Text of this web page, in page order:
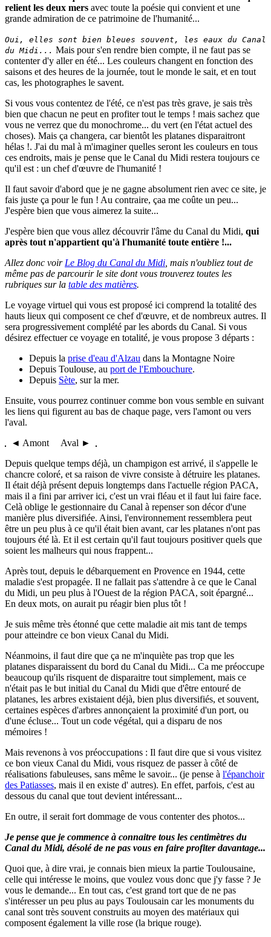
relient les deux mers avec toute la poésie qui convient et une
grande admiration de ce patrimoine de l'humanité...
Oui, elles sont bien bleues souvent, les eaux du Canal
du Midi... Mais pour s'en rendre bien compte, il ne faut pas se
contenter d'y aller en été... Les couleurs changent en fonction des
saisons et des heures de la journée, tout le monde le sait, et en tout
cas, les photographes le savent.
Si vous vous contentez de l'été, ce n'est pas très grave, je sais très
bien que chacun ne peut en profiter tout le temps ! mais sachez que
vous ne verrez que du monochrome... du vert (en l'état actuel des
choses). Mais ça changera, car bientôt les platanes disparaitront
hélas !. J'ai du mal à m'imaginer quelles seront les couleurs en tous
ces endroits, mais je pense que le Canal du Midi restera toujours ce
qu'il est : un chef d'œuvre de l'humanité !
Il faut savoir d'abord que je ne gagne absolument rien avec ce site, je
fais juste ça pour le fun ! Au contraire, çaa me coûte un peu...
J'espère bien que vous aimerez la suite...
J'espère bien que vous allez découvrir l'âme du Canal du Midi, qui
après tout n'appartient qu'à l'humanité toute entière !...
Allez donc voir Le Blog du Canal du Midi , mais n'oubliez tout de
même pas de parcourir le site dont vous trouverez toutes les
rubriques sur la table des matières.
Le voyage virtuel qui vous est proposé ici comprend la totalité des
hauts lieux qui composent ce chef d'œuvre, et de nombreux autres. Il
sera progressivement complété par les abords du Canal. Si vous
désirez effectuer ce voyage en totalité, je vous propose 3 départs :
Depuis la prise d'eau d'Alzau dans la Montagne Noire
Depuis Toulouse, au port de l'Embouchure.
Depuis Sète, sur la mer.
Ensuite, vous pourrez continuer comme bon vous semble en suivant
les liens qui figurent au bas de chaque page, vers l'amont ou vers
l'aval.
◄ Amont Aval ►
Depuis quelque temps déjà, un champigon est arrivé, il s'appelle le
chancre coloré, et sa raison de vivre consiste à détruire les platanes.
Il était déjà présent depuis longtemps dans l'actuelle région PACA,
mais il a fini par arriver ici, c'est un vrai fléau et il faut lui faire face.
Celà oblige le gestionnaire du Canal à repenser son décor d'une
manière plus diversifiée. Ainsi, l'environnement ressemblera peut
être un peu plus à ce qu'il était bien avant, car les platanes n'ont pas
toujours été là. Et il est certain qu'il faut toujours positiver quels que
soient les malheurs qui nous frappent...
Après tout, depuis le débarquement en Provence en 1944, cette
maladie s'est propagée. Il ne fallait pas s'attendre à ce que le Canal
du Midi, un peu plus à l'Ouest de la région PACA, soit épargné...
En deux mots, on aurait pu réagir bien plus tôt !
Je suis même très étonné que cette maladie ait mis tant de temps
pour atteindre ce bon vieux Canal du Midi.
Néanmoins, il faut dire que ça ne m'inquiète pas trop que les
platanes disparaissent du bord du Canal du Midi... Ca me préoccupe
beaucoup qu'ils risquent de disparaitre tout simplement, mais ce
n'était pas le but initial du Canal du Midi que d'être entouré de
platanes, les arbres existaient déjà, bien plus diversifiés, et souvent,
certaines espèces d'arbres annonçaient la proximité d'un port, ou
d'une écluse... Tout un code végétal, qui a disparu de nos
mémoires !
Mais revenons à vos préoccupations : Il faut dire que si vous visitez
ce bon vieux Canal du Midi, vous risquez de passer à côté de
réalisations fabuleuses, sans même le savoir... (je pense à l'épanchoir
des Patiasses, mais il en existe d' autres). En effet, parfois, c'est au
dessous du canal que tout devient intéressant...
En outre, il serait fort dommage de vous contenter des photos...
Je pense que je commence à connaitre tous les centimètres du
Canal du Midi, désolé de ne pas vous en faire profiter davantage...
Quoi que, à dire vrai, je connais bien mieux la partie Toulousaine,
celle qui intéresse le moins, que voulez vous donc que j'y fasse ? Je
vous le demande... En tout cas, c'est grand tort que de ne pas
s'intéresser un peu plus au pays Toulousain car les monuments du
canal sont très souvent construits au moyen des matériaux qui
composent également la ville rose (la brique rouge).